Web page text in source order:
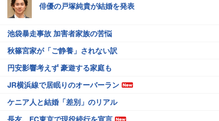
俳優の戸塚純貴が結婚を発表
池袋暴走事故 加害者家族の苦悩
秋篠宮家が「ご静養」されない訳
円安影響考えず 豪遊する家庭も
JR横浜線で居眠りのオーバーラン
ケニア人と結婚「差別」のリアル